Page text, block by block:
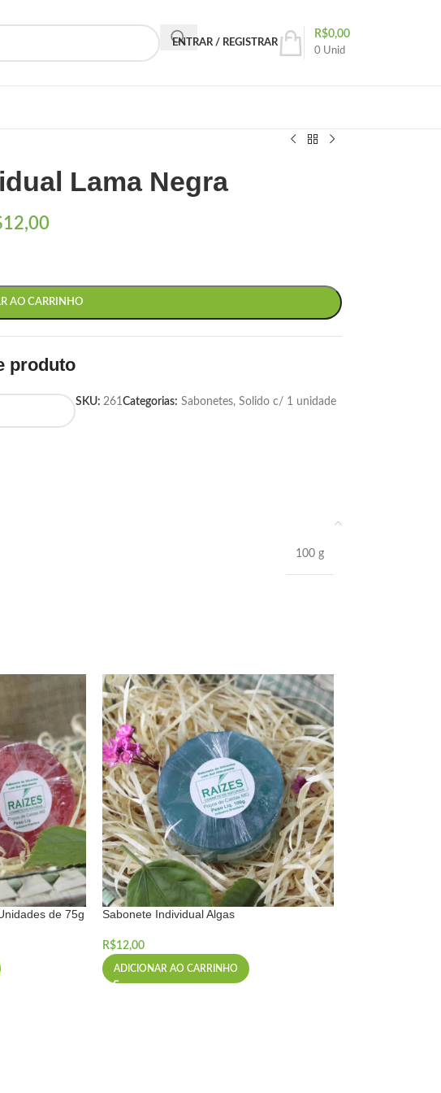
ENTRAR / REGISTRAR
0 Unid
R$0,00
Lama Negra
12,00
AO CARRINHO
produto
SKU:261Categorias: Sabonetes, Solido c/ 1 unidade
100 g
de 75g Sabonete Individual Algas
R$12,00
ADICIONAR AO CARRINHO